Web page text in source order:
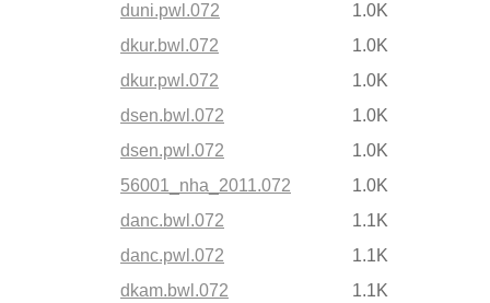
duni.pwl.072
1.0K
dkur.bwl.072
1.0K
dkur.pwl.072
1.0K
dsen.bwl.072
1.0K
dsen.pwl.072
1.0K
56001_nha_2011.072
1.0K
danc.bwl.072
1.1K
danc.pwl.072
1.1K
dkam.bwl.072
1.1K